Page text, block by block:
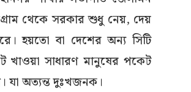
থেকে সরকার শুধু নেয়, দেয়
হয়তো বা দেশের অন্য সিটি
সাধারণ মানুষের পকেট
যা অত্যন্ত দুঃখজনক।